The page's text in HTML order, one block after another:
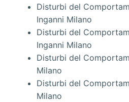
Disturbi del
Inganni Milano
Disturbi del
Inganni Milano
Disturbi del
Milano
Disturbi del
Milano